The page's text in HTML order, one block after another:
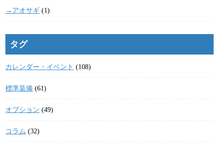
→アオサギ (1)
タグ
カレンダー・イベント (108)
標準装備 (61)
オプション (49)
コラム (32)